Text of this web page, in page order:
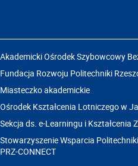
Akademicki Ośrodek Szybowcowy
Fundacja Rozwoju Politechniki
Miasteczko akademickie
Ośrodek Kształcenia Lotniczego w
Sekcja ds. e-Learningu i Kształcenia
Stowarzyszenie Wsparcia
PRZ-CONNECT